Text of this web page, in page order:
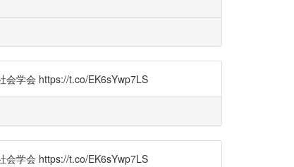
会学会 https://t.co/EK6sYwp7LS
会学会 https://t.co/EK6sYwp7LS